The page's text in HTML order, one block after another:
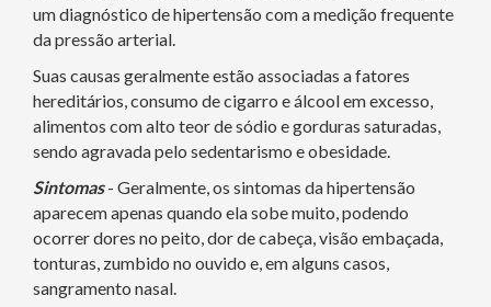
um diagnóstico de hipertensão com a medição frequente
da pressão arterial.
Suas causas geralmente estão associadas a fatores
hereditários, consumo de cigarro e álcool em excesso,
alimentos com alto teor de sódio e gorduras saturadas,
sendo agravada pelo sedentarismo e obesidade.
Sintomas- Geralmente, os sintomas da hipertensão
aparecem apenas quando ela sobe muito, podendo
ocorrer dores no peito, dor de cabeça, visão embaçada,
tonturas, zumbido no ouvido e, em alguns casos,
sangramento nasal.